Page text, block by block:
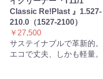
Classic Re!Plast 』1.527-
210.0（1527-2100）
￥27,500
サステイナブルで革新的。
エコで丈夫、しかも軽量。